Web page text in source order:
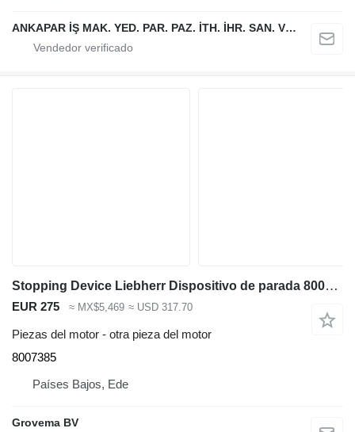
ANKAPAR İŞ MAK. YED. PAR. PAZ. İTH. İHR. SAN. VE TİC. LTD. ŞTİ.
Stopping Device Liebherr Dispositivo de parada 8007385 para Liebherr L574 ,L580, L544, L554 cargadora de ruedas
EUR 275 ≈ MX$5,469 ≈ USD 317.70
Piezas del motor - otra pieza del motor
8007385
Países Bajos, Ede
Grovema BV